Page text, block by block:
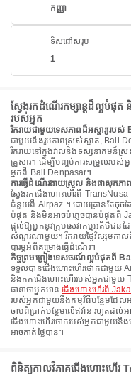
កញ្ញា
ទិសដៅសរុប
1
ស្វែងរកដំណើរកម្សាន្តដ៏ល្អបំផុ
របស់អ្នក
រីករាយជាមួយទេសភាពដ៏អស្ចារ្យរប
ជាមួយនឹងរូបភាពស្រស់ស្អាត, Bali
រីករាយនៅក្នុងវាលនិងទស្សនាគមន៍ស្
គ្រួសារ។ ដើម្បីបញ្ចប់ការសម្រួលរបស់
អ្នកពី Bali Denpasar។
ការធ្វើដំណើរងាយស្រួល និងផាសុកភ
ស្វែងរកជើងហោះហើរពី
ជំនួយពី Airpaz ។ ដោយគ្រាន់តែចុចត
បំផុត និងមិនអាចបំភ្លេចបានបំផុតពី
ផ្តល់ឱ្យអ្នកនូវក្រុមសេវាកម្មអតិថិជន
សំណួរណាមួយ។ រីករាយថ្ងៃវិស្សមកាល
បារម្ភអំពីគម្រោងធ្វើដំណើរ។
កិច្ចព្រមព្រៀងទេសចរណ៍ល្អបំផុតពី
ទទួលបានជើងហោះហើរថោកជាមួយ
និងកក់ជើងហោះហើររបស់អ្នកជាមួយ
ធានាថាអ្នកមានជើងហោះហើរពី
របស់អ្នកជាមួយនឹងកម្មវិធីបន្ថែមដែ
ចាប់ពីប្រាក់បន្ថែមលើឥវ៉ាន់ រហូតដល់
ជើងហោះហើរថោករបស់អ្នកជាមួយនឹ
អាចកាត់ថ្លៃបាន។
ពិនិត្យកាលវិភាគជើងហោះហើរ